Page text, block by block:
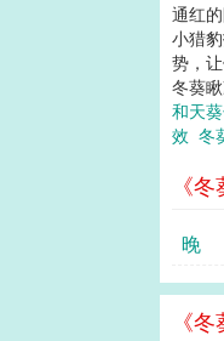
通红
小猎
势，
冬葵
和天
效 冬
《
晚
《